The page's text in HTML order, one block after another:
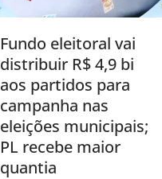
Fundo eleitoral vai
distribuir R$ 4,9 bi
aos partidos para
campanha nas
eleições municipais;
PL recebe maior
quantia